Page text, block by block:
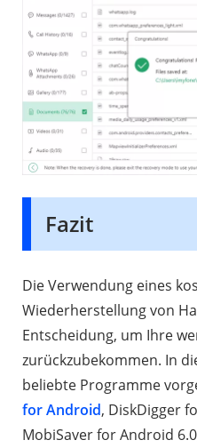
Fazit
Die Verwendung eines
Wiederherstellung von
Entscheidung, um Ihre
zurückzubekommen. In
beliebte Programme
for Android, DiskDigger
MobiSaver for Android